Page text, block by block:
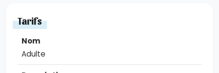
Tarifs
Adulte